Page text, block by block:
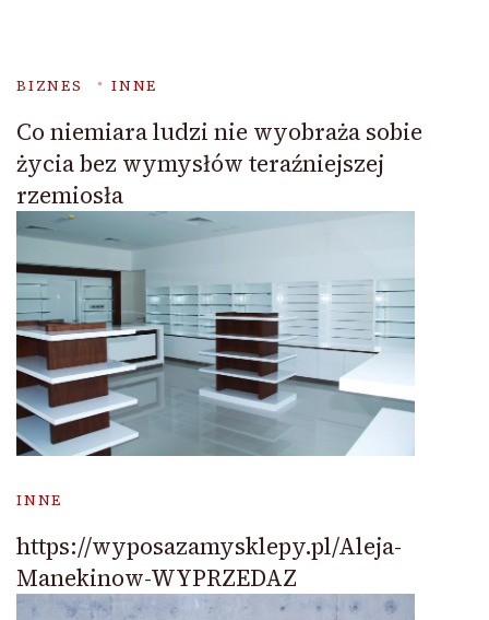
BIZNES INNE
Co niemiara ludzi nie wyobraża sobie
życia bez wymysłów teraźniejszej
rzemiosła
INNE
https://wyposazamysklepy.pl/Aleja-
Manekinow-WYPRZEDAZ